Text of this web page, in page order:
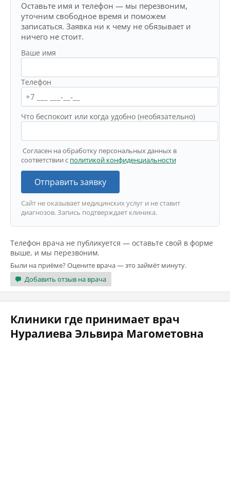
Оставьте имя и телефон — мы перезвоним,
уточним свободное время и поможем
записаться. Заявка ни к чему не обязывает и
ничего не стоит.
Ваше имя
Телефон
Что беспокоит или когда удобно (необязательно)
Согласен на обработку персональных данных в
соответствии с политикой конфиденциальности
Отправить заявку
Сайт не оказывает медицинских услуг и не ставит
диагнозов. Запись подтверждает клиника.
Телефон врача не публикуется — оставьте свой в форме
выше, и мы перезвоним.
Были на приёме? Оцените врача — это займёт минуту.
Добавить отзыв на врача
Клиники где принимает врач
Нуралиева Эльвира Магометовна